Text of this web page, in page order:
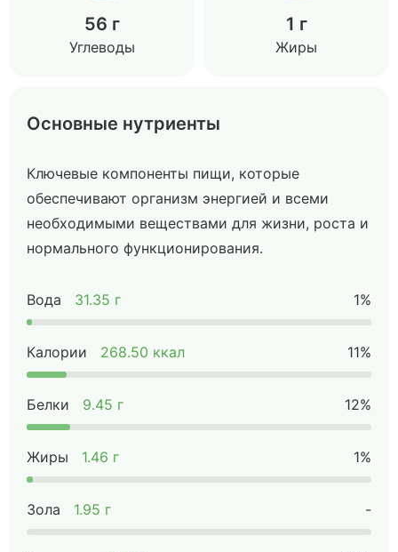
56 г
Углеводы
1 г
Жиры
Основные нутриенты
Ключевые компоненты пищи, которые
обеспечивают организм энергией и всеми
необходимыми веществами для жизни, роста и
нормального функционирования.
Вода 31.35 г 1%
Калории 268.50 ккал 11%
Белки 9.45 г 12%
Жиры 1.46 г 1%
Зола 1.95 г -